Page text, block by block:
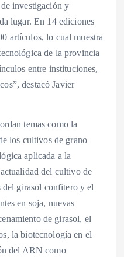
investigación y
lugar. En 14 ediciones
artículos, lo cual muestra
de la provincia
entre instituciones,
destacó Javier
temas como la
los cultivos de grano
aplicada a la
del cultivo de
girasol confitero y el
en soja, nuevas
de girasol, el
la biotecnología en el
del ARN como